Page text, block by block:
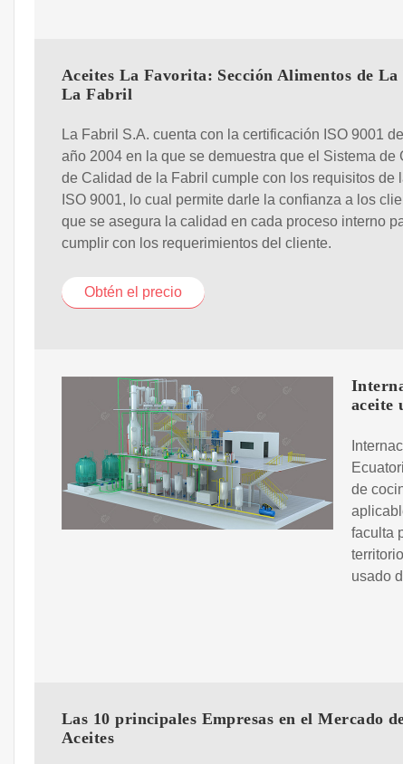
Aceites La Favorita: Sección Alimentos de
La Fabril
La Fabril S.A. cuenta con la certificación ISO 9001
año 2004 en la que se demuestra que el Sistema de
de Calidad de la Fabril cumple con los requisitos de
ISO 9001, lo cual permite darle la confianza a los
que se asegura la calidad en cada proceso interno
cumplir con los requerimientos del cliente.
Obtén el precio
aceite
de
faculta
usado
Las 10 principales Empresas en el Mercado
Aceites